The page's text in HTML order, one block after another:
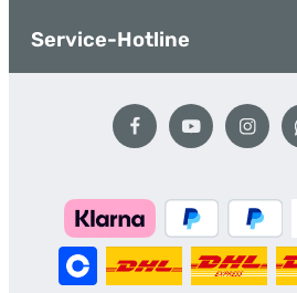
Service-Hotline